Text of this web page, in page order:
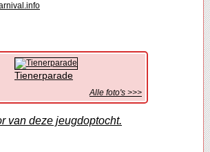
Tienerparade
Alle foto's >>>
van deze jeugdoptocht.